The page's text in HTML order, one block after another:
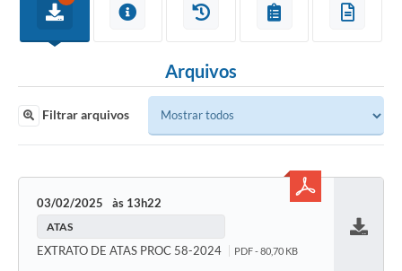
Arquivos
Filtrar arquivos
03/02/2025 13h22
ATAS
EXTRATO DE ATAS PROC 58-2024 PDF - 80,70 KB